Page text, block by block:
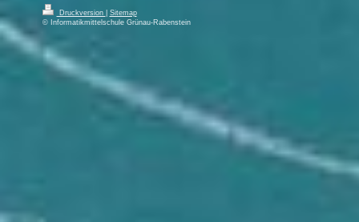
Druckversion
Sitemap
© Informatikmittelschule Grünau-Rabenstein